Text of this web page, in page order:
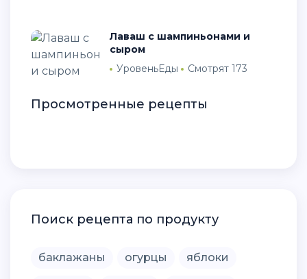
Лаваш с шампиньонами и
сыром
УровеньЕды
Смотрят 173
Просмотренные рецепты
Поиск рецепта по продукту
баклажаны огурцы яблоки